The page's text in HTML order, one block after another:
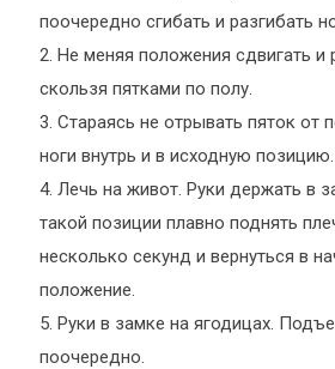
поочередно сгибать и разгибать
Не меняя положения сдвигать и
скользя пятками по полу.
Стараясь не отрывать пяток от
ноги внутрь и в исходную позицию.
Лечь на живот. Руки держать в
такой позиции плавно поднять
несколько секунд и вернуться в
положение.
Руки в замке на ягодицах.
поочередно.